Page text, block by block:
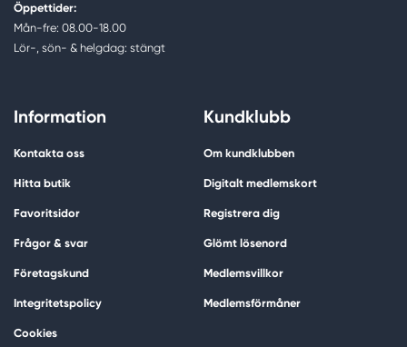
Öppettider:
Mån-fre: 08.00-18.00
Lör-, sön- & helgdag: stängt
Information
Kontakta oss
Hitta butik
Favoritsidor
Frågor & svar
Företagskund
Integritetspolicy
Cookies
Kundklubb
Om kundklubben
Digitalt medlemskort
Registrera dig
Glömt lösenord
Medlemsvillkor
Medlemsförmåner